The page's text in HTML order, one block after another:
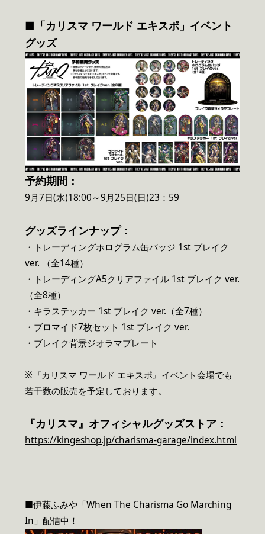
■「カリスマ ワールド エキスポ」イベント
グッズ
予約期間：
9月7日(水)18:00～9月25日(日)23：59
グッズラインナップ：
・トレーディングホログラム缶バッジ 1st ブレイク
ver. （全14種）
・トレーディングA5クリアファイル 1st ブレイク ver.
（全8種）
・キラステッカー 1st ブレイク ver.（全7種）
・ブロマイド7枚セット 1st ブレイク ver.
・ブレイク背景ジオラマプレート
※『カリスマ ワールド エキスポ』イベント会場でも
若干数の販売を予定しております。
『カリスマ』オフィシャルグッズストア：
https://kingeshop.jp/charisma-garage/index.html
■伊藤ふみや「When The Charisma Go Marching
In」配信中！